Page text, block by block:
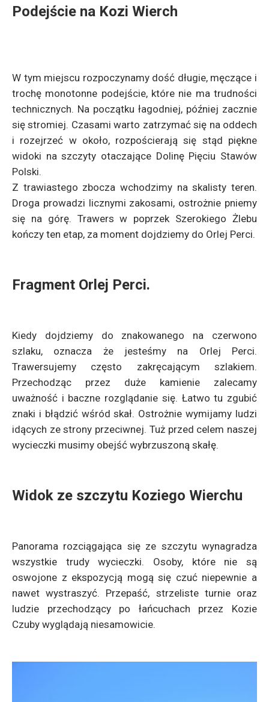
Podejście na Kozi Wierch
W tym miejscu rozpoczynamy dość długie, męczące i
trochę monotonne podejście, które nie ma trudności
technicznych. Na początku łagodniej, później zacznie
się stromiej. Czasami warto zatrzymać się na oddech
i rozejrzeć w około, rozpościerają się stąd piękne
widoki na szczyty otaczające Dolinę Pięciu Stawów
Polski.
Z trawiastego zbocza wchodzimy na skalisty teren.
Droga prowadzi licznymi zakosami, ostrożnie pniemy
się na górę. Trawers w poprzek Szerokiego Żlebu
kończy ten etap, za moment dojdziemy do Orlej Perci.
Fragment Orlej Perci.
Kiedy dojdziemy do znakowanego na czerwono
szlaku, oznacza że jesteśmy na Orlej Perci.
Trawersujemy często zakręcającym szlakiem.
Przechodząc przez duże kamienie zalecamy
uważność i baczne rozglądanie się. Łatwo tu zgubić
znaki i błądzić wśród skał. Ostrożnie wymijamy ludzi
idących ze strony przeciwnej. Tuż przed celem naszej
wycieczki musimy obejść wybrzuszoną skałę.
Widok ze szczytu Koziego Wierchu
Panorama rozciągająca się ze szczytu wynagradza
wszystkie trudy wycieczki. Osoby, które nie są
oswojone z ekspozycją mogą się czuć niepewnie a
nawet wystraszyć. Przepaść, strzeliste turnie oraz
ludzie przechodzący po łańcuchach przez Kozie
Czuby wyglądają niesamowicie.